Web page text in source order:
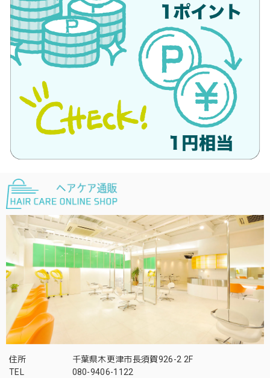
住所
千葉県木更津市長須賀926-2 2F
TEL
080-9406-1122